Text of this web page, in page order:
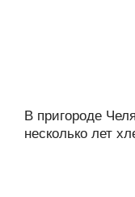
В пригороде
несколько лет